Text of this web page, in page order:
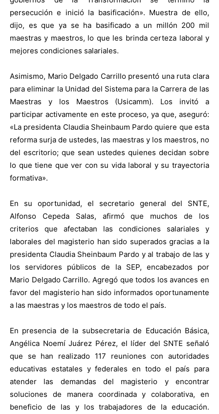
persecución e inició la basificación». Muestra de ello,
dijo, es que ya se ha basificado a un millón 200 mil
maestras y maestros, lo que les brinda certeza laboral y
mejores condiciones salariales.
Asimismo, Mario Delgado Carrillo presentó una ruta clara
para eliminar la Unidad del Sistema para la Carrera de las
Maestras y los Maestros (Usicamm). Los invitó a
participar activamente en este proceso, ya que, aseguró:
«La presidenta Claudia Sheinbaum Pardo quiere que esta
reforma surja de ustedes, las maestras y los maestros, no
del escritorio; que sean ustedes quienes decidan sobre
lo que tiene que ver con su vida laboral y su trayectoria
formativa».
En su oportunidad, el secretario general del SNTE,
Alfonso Cepeda Salas, afirmó que muchos de los
criterios que afectaban las condiciones salariales y
laborales del magisterio han sido superados gracias a la
presidenta Claudia Sheinbaum Pardo y al trabajo de las y
los servidores públicos de la SEP, encabezados por
Mario Delgado Carrillo. Agregó que todos los avances en
favor del magisterio han sido informados oportunamente
a las maestras y los maestros de todo el país.
En presencia de la subsecretaria de Educación Básica,
Angélica Noemí Juárez Pérez, el líder del SNTE señaló
que se han realizado 117 reuniones con autoridades
educativas estatales y federales en todo el país para
atender las demandas del magisterio y encontrar
soluciones de manera coordinada y colaborativa, en
beneficio de las y los trabajadores de la educación.